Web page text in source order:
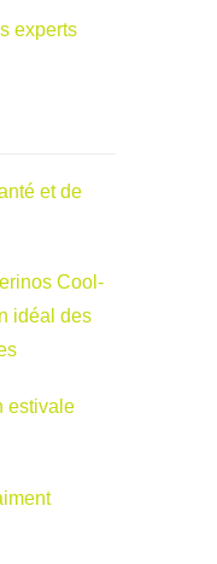
experts
et de
Cool-
idéal des
estivale